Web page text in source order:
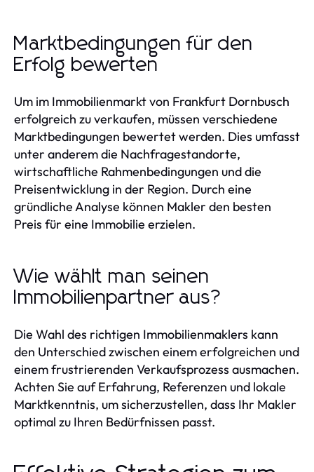
Marktbedingungen für den
Erfolg bewerten
Um im Immobilienmarkt von Frankfurt Dornbusch
erfolgreich zu verkaufen, müssen verschiedene
Marktbedingungen bewertet werden. Dies umfasst
unter anderem die Nachfragestandorte,
wirtschaftliche Rahmenbedingungen und die
Preisentwicklung in der Region. Durch eine
gründliche Analyse können Makler den besten
Preis für eine Immobilie erzielen.
Wie wählt man seinen
Immobilienpartner aus?
Die Wahl des richtigen Immobilienmaklers kann
den Unterschied zwischen einem erfolgreichen und
einem frustrierenden Verkaufsprozess ausmachen.
Achten Sie auf Erfahrung, Referenzen und lokale
Marktkenntnis, um sicherzustellen, dass Ihr Makler
optimal zu Ihren Bedürfnissen passt.